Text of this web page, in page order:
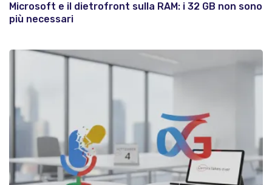
Microsoft e il dietrofront sulla RAM: i 32 GB non sono
più necessari